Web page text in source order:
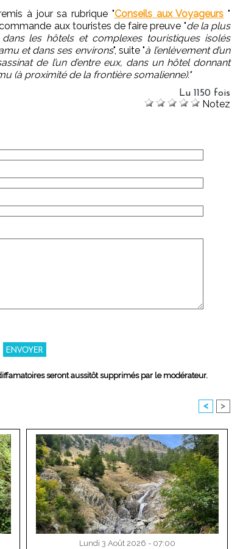
à jour sa rubrique "Conseils aux Voyageurs "
aux touristes de faire preuve "de la plus
les hôtels et complexes touristiques isolés
et dans ses environs", suite "à l’enlèvement d’un
de l’un d’entre eux, dans un hôtel donnant
(à proximité de la frontière somalienne)."
Lu 1150 fois
Notez
seront aussitôt supprimés par le modérateur.
< >
Lundi 3 Août 2026 - 07:00